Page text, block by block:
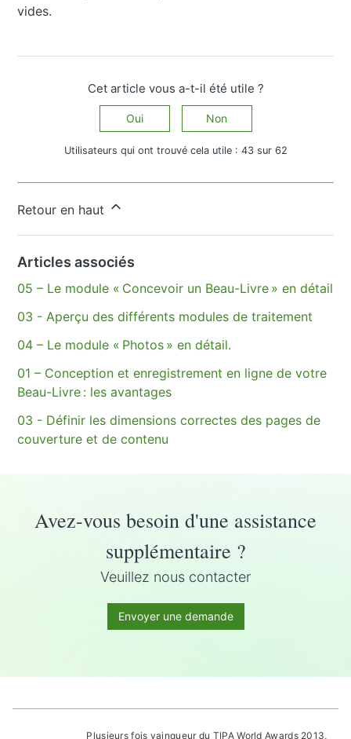
vides.
Cet article vous a-t-il été utile ?
Oui Non
Utilisateurs qui ont trouvé cela utile : 43 sur 62
Retour en haut
Articles associés
05 – Le module « Concevoir un Beau-Livre » en détail
03 - Aperçu des différents modules de traitement
04 – Le module « Photos » en détail.
01 – Conception et enregistrement en ligne de votre
Beau-Livre : les avantages
03 - Définir les dimensions correctes des pages de
couverture et de contenu
Avez-vous besoin d'une assistance
supplémentaire ?
Veuillez nous contacter
Envoyer une demande
Plusieurs fois vainqueur du TIPA World Awards 2013,